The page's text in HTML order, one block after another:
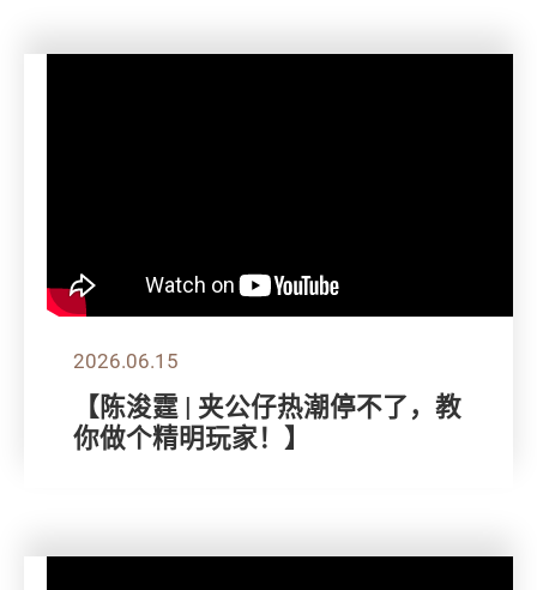
2026.06.15
【陈浚霆 | 夹公仔热潮停不了，教
你做个精明玩家！】